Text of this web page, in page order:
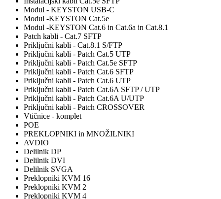
Modul - KEYSTON USB-C
Modul -KEYSTON Cat.5e
Modul -KEYSTON Cat.6 in Cat.6a in Cat.8.1
Patch kabli - Cat.7 SFTP
Priključni kabli - Cat.8.1 S/FTP
Priključni kabli - Patch Cat.5 UTP
Priključni kabli - Patch Cat.5e SFTP
Priključni kabli - Patch Cat.6 SFTP
Priključni kabli - Patch Cat.6 UTP
Priključni kabli - Patch Cat.6A SFTP / UTP
Priključni kabli - Patch Cat.6A U/UTP
Priključni kabli - Patch CROSSOVER
Vtičnice - komplet
POE
PREKLOPNIKI in MNOŽILNIKI
AVDIO
Delilnik DP
Delilnik DVI
Delilnik SVGA
Preklopniki KVM 16
Preklopniki KVM 2
Preklopniki KVM 4